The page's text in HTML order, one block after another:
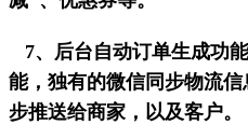
7、 后台自动订单生成功
能，独有的微信同步物流
步推送给商家，以及客户。